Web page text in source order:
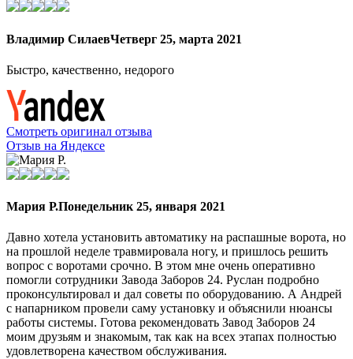
Владимир СилаевЧетверг 25, марта 2021
Быстро, качественно, недорого
Смотреть оригинал отзыва
Отзыв на Яндексе
Мария Р.Понедельник 25, января 2021
Давно хотела установить автоматику на распашные ворота, но
на прошлой неделе травмировала ногу, и пришлось решить
вопрос с воротами срочно. В этом мне очень оперативно
помогли сотрудники Завода Заборов 24. Руслан подробно
проконсультировал и дал советы по оборудованию. А Андрей
с напарником провели саму установку и объяснили нюансы
работы системы. Готова рекомендовать Завод Заборов 24
моим друзьям и знакомым, так как на всех этапах полностью
удовлетворена качеством обслуживания.